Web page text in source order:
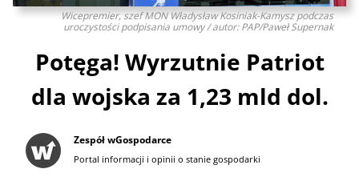
Wicepremier, szef MON Władysław Kosiniak-Kamysz podczas
uroczystości podpisania umowy / autor: PAP/Paweł Supernak
Potęga! Wyrzutnie Patriot
dla wojska za 1,23 mld dol.
Zespół wGospodarce
Portal informacji i opinii o stanie gospodarki